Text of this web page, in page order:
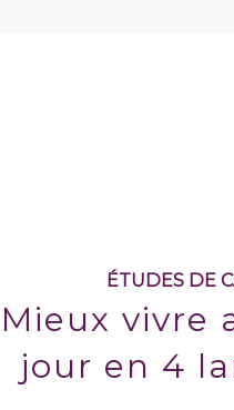
ÉTUDES DE
vivre
jour en 4